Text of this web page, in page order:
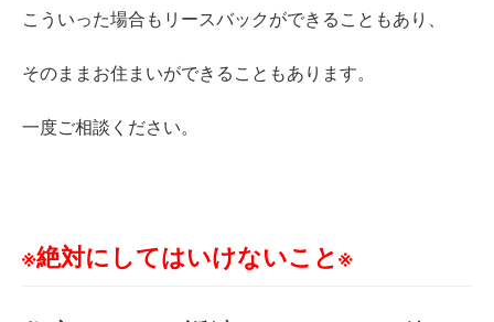
こういった場合もリースバックができることもあり、
そのままお住まいができることもあります。
一度ご相談ください。
※絶対にしてはいけないこと※